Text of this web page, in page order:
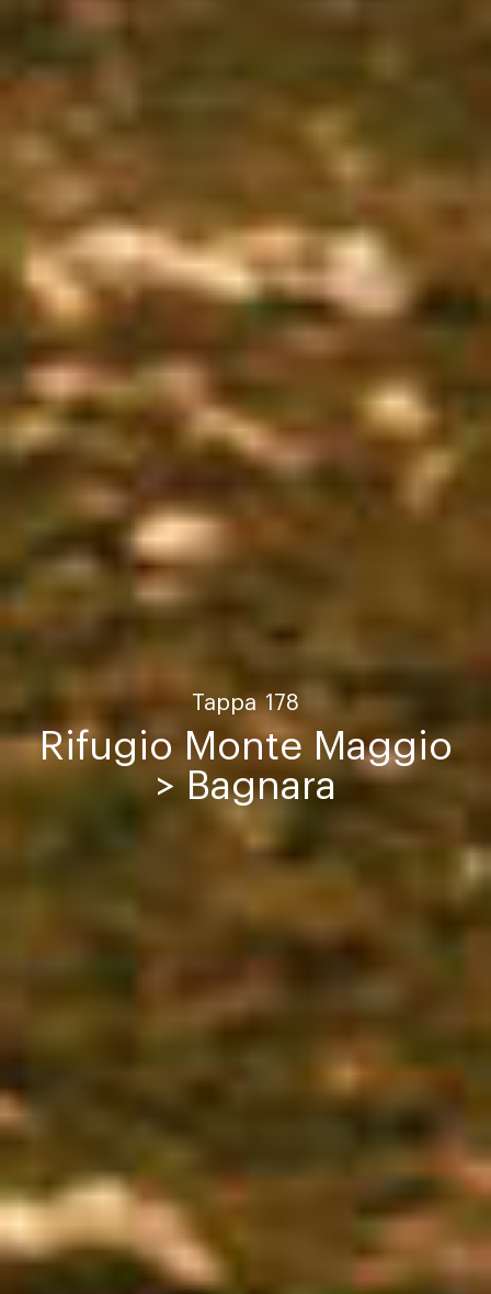
Tappa 178
Rifugio Monte Maggio
> Bagnara